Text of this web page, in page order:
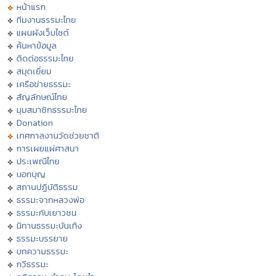
หน้าแรก
ทีมงานธรรมะไทย
แผนผังเว็บไซต์
ค้นหาข้อมูล
ติดต่อธรรมะไทย
สมุดเยี่ยม
เครือข่ายธรรมะ
สัญลักษณ์ไทย
มุมสมาชิกธรรมะไทย
Donation
เทศกาลงานวัดช่วยชาติ
การเผยแผ่ศาสนา
ประเพณีไทย
บอกบุญ
สถานปฏิบัติธรรม
ธรรมะจากหลวงพ่อ
ธรรมะกับเยาวชน
นิทานธรรมะบันเทิง
ธรรมะบรรยาย
บทความธรรมะ
กวีธรรมะ